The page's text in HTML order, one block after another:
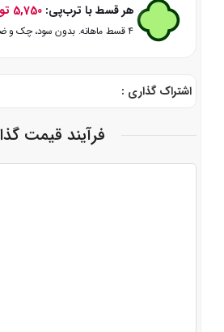
هر قسط با ترب‌پی: 5,750
۴ قسط ماهانه. بدون سود، چک و ضامن.
اشتراک گذاری :
فرآیند قیمت